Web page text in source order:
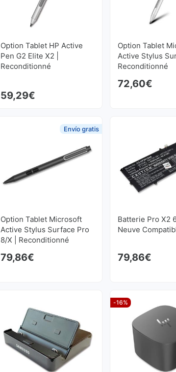
Option Tablet HP Active
Pen G2 Elite X2 |
Reconditionné
59,29€
Option Tablet
Active Stylus
Reconditionné
72,60€
Option Tablet Microsoft
Active Stylus Surface Pro
8/X | Reconditionné
79,86€
Envío gratis
Batterie Pro X2
Neuve
79,86€
-16%